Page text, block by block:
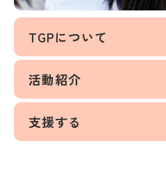
TGPについて
活動紹介
支援する